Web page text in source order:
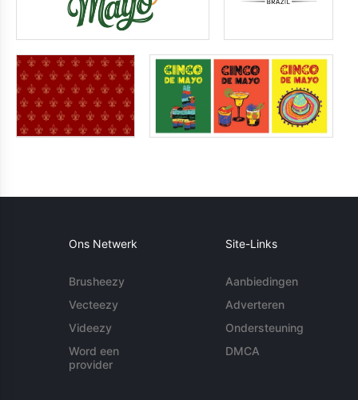
Ons Netwerk
Brusheezy
Vecteezy
Videezy
Word een
provider
Site-Links
Aanbiedingen
Adverteren
Ondersteuning
DMCA